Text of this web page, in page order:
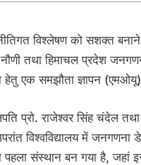
विश्लेषण को सशक्त
नौणी तथा हिमाचल प्रदेश
एक समझौता ज्ञापन (एमओयू)
प्रो. राजेश्वर सिंह चंदेल
विश्वविद्यालय में
पहला संस्थान बन गया है,